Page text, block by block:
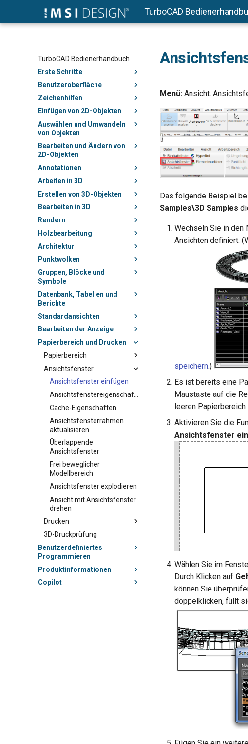
TurboCAD
TurboCAD Bedienerhandbuch
Erste Schritte
Benutzeroberfläche
Zeichenhilfen
Einfügen von 2D-Objekten
Auswählen und Umwandeln
von Objekten
Bearbeiten und Ändern von
2D-Objekten
Annotationen
Arbeiten in 3D
Erstellen von 3D-Objekten
Bearbeiten in 3D
Rendern
Holzbearbeitung
Architektur
Punktwolken
Gruppen, Blöcke und
Symbole
Datenbank, Tabellen und
Berichte
Standardansichten
Bearbeiten der Anzeige
Papierbereich und Drucken
Papierbereich
Ansichtsfenster
Ansichtsfenster einfügen
Cache-Eigenschaften
Ansichtsfensterrahmen
aktualisieren
Überlappende
Ansichtsfenster
Frei beweglicher
Modellbereich
Ansichtsfenster explodieren
Ansicht mit Ansichtsfenster
drehen
Drucken
3D-Druckprüfung
Benutzerdefiniertes
Programmieren
Produktinformationen
Copilot
Menü: Ansicht,
Das folgende Beispiel
Samples\3D Samples
Wechseln Sie in den
Ansichten definiert.
speichern.)
Es ist bereits eine
Maustaste auf die
leeren Papierbereich
Aktivieren Sie die
Ansichtsfenster
Wählen Sie im
Durch Klicken auf
können Sie
doppelklicken, füllt